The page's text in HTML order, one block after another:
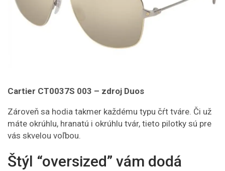
Cartier CT0037S 003 – zdroj Duos
Zároveň sa hodia takmer každému typu čŕt tváre. Či už
máte okrúhlu, hranatú i okrúhlu tvár, tieto pilotky sú pre
vás skvelou voľbou.
Štýl “oversized” vám dodá